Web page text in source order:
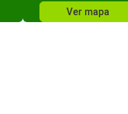
Ver mapa